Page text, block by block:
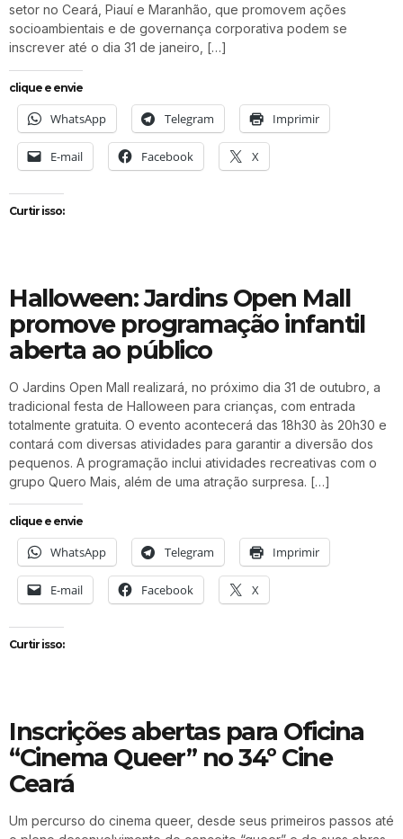
setor no Ceará, Piauí e Maranhão, que promovem ações
socioambientais e de governança corporativa podem se
inscrever até o dia 31 de janeiro, […]
clique e envie
WhatsApp Telegram Imprimir
E-mail Facebook X
Curtir isso:
Halloween: Jardins Open Mall
promove programação infantil
aberta ao público
O Jardins Open Mall realizará, no próximo dia 31 de outubro, a
tradicional festa de Halloween para crianças, com entrada
totalmente gratuita. O evento acontecerá das 18h30 às 20h30 e
contará com diversas atividades para garantir a diversão dos
pequenos. A programação inclui atividades recreativas com o
grupo Quero Mais, além de uma atração surpresa. […]
clique e envie
WhatsApp Telegram Imprimir
E-mail Facebook X
Curtir isso:
Inscrições abertas para Oficina
“Cinema Queer” no 34º Cine
Ceará
Um percurso do cinema queer, desde seus primeiros passos até